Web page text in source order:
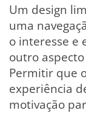
Um design
uma
o interesse e
outro
Permitir que
experiência
motivação